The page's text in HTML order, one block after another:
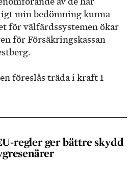
min bedömning kunna
för välfärdssystemen ökar
för Försäkringskassan
föreslås träda i kraft 1
regler ger bättre skydd